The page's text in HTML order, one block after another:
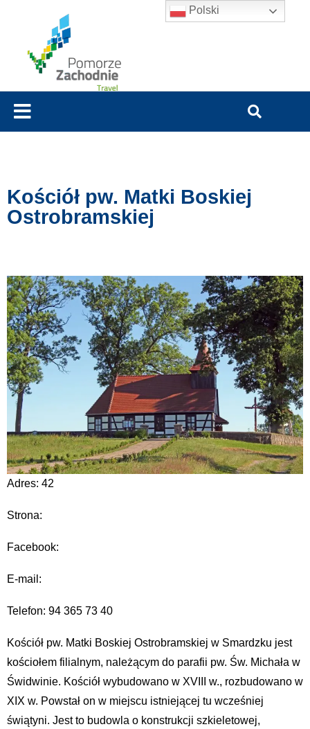
Kościół pw. Matki Boskiej
Ostrobramskiej
Adres: 42
Strona:
Facebook:
E-mail:
Telefon: 94 365 73 40
Kościół pw. Matki Boskiej Ostrobramskiej w Smardzku jest
kościołem filialnym, należącym do parafii pw. Św. Michała w
Świdwinie. Kościół wybudowano w XVIII w., rozbudowano w
XIX w. Powstał on w miejscu istniejącej tu wcześniej
świątyni. Jest to budowla o konstrukcji szkieletowej,
Polski